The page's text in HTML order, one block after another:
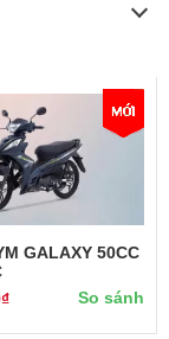
GALAXY 50CC
So sánh